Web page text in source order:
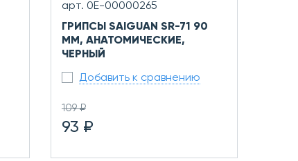
арт. 0Е-00000265
ГРИПСЫ SAIGUAN SR-71 90
ММ, АНАТОМИЧЕСКИЕ,
ЧЕРНЫЙ
Добавить к сравнению
109 ₽
93 ₽